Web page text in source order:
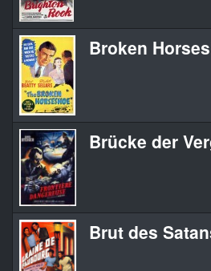
Broken
Brücke der
Brut des